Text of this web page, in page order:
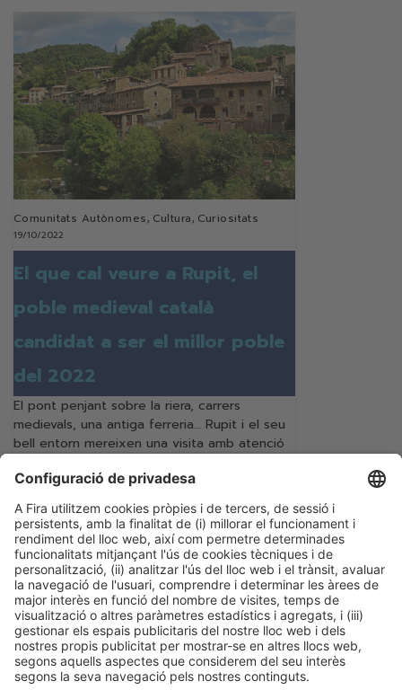
Comunitats Autònomes, Cultura, Curiositats
19/10/2022
El que cal veure a Rupit, el
poble medieval català
candidat a ser el millor poble
del 2022
El pont penjant sobre la riera, carrers
medievals, una antiga ferreria… Rupit i el seu
bell entorn mereixen una visita amb atenció
Seguir llegint
Categories